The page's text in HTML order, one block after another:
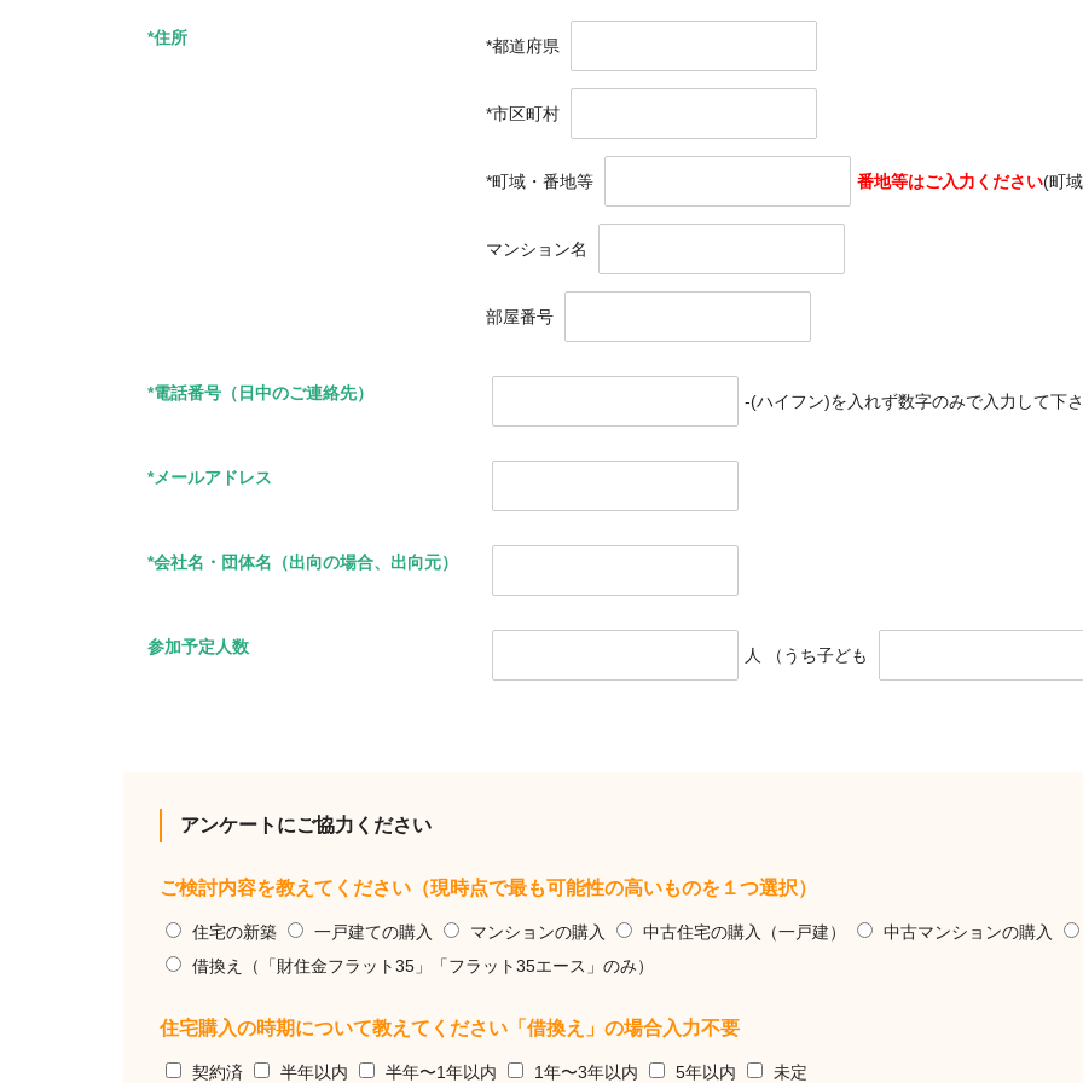
*住所 *都道府県
*市区町村
*町域・番地等 番地等はご入力ください(町
マンション名
部屋番号
*電話番号（日中のご連絡先） -(ハイフン)を入れず数字のみで入力して下
*メールアドレス
*会社名・団体名（出向の場合、出向元）
参加予定人数 人 （うち子ども
アンケートにご協力ください
ご検討内容を教えてください（現時点で最も可能性の高いものを１つ選択）
住宅の新築 一戸建ての購入 マンションの購入 中古住宅の購入（一戸建） 中古マンションの購入
借換え（「財住金フラット35」「フラット35エース」のみ）
住宅購入の時期について教えてください「借換え」の場合入力不要
契約済 半年以内 半年〜1年以内 1年〜3年以内 5年以内 未定